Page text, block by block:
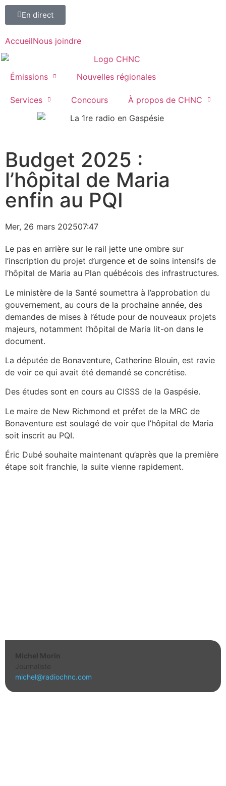
En direct
AccueilNous joindre
Émissions Nouvelles régionales
Services Concours À propos de CHNC
Paspébiac
Budget 2025 :
l’hôpital de Maria
enfin au PQI
Michel Morin
Journaliste
michel@radiochnc.com
Mer, 26 mars 202507:47
Le pas en arrière sur le rail jette une ombre sur
l’inscription du projet d’urgence et de soins intensifs de
l’hôpital de Maria au Plan québécois des infrastructures.
Le ministère de la Santé soumettra à l’approbation du
gouvernement, au cours de la prochaine année, des
demandes de mises à l’étude pour de nouveaux projets
majeurs, notamment l’hôpital de Maria lit-on dans le
document.
La députée de Bonaventure, Catherine Blouin, est ravie
de voir ce qui avait été demandé se concrétise.
Des études sont en cours au CISSS de la Gaspésie.
Le maire de New Richmond et préfet de la MRC de
Bonaventure est soulagé de voir que l’hôpital de Maria
soit inscrit au PQI.
Éric Dubé souhaite maintenant qu’après que la première
étape soit franchie, la suite vienne rapidement.